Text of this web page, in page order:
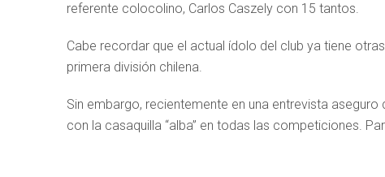
referente colocolino, Carlos Caszely con 15 tantos.
Cabe recordar que el actual ídolo del club ya tiene
primera división chilena.
Sin embargo, recientemente en una entrevista
con la casaquilla “alba” en todas las competiciones.